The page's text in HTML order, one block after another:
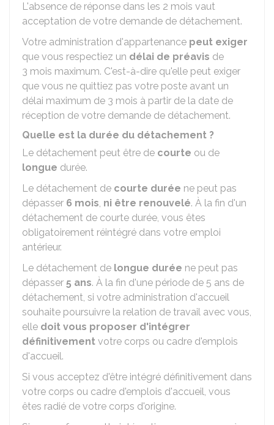
L'absence de réponse dans les 2 mois vaut
acceptation de votre demande de détachement.
Votre administration d'appartenance peut exiger
que vous respectiez un délai de préavis de
3 mois maximum. C'est-à-dire qu'elle peut exiger
que vous ne quittiez pas votre poste avant un
délai maximum de 3 mois à partir de la date de
réception de votre demande de détachement.
Quelle est la durée du détachement ?
Le détachement peut être de courte ou de
longue durée.
Le détachement de courte durée ne peut pas
dépasser 6 mois, ni être renouvelé. À la fin d'un
détachement de courte durée, vous êtes
obligatoirement réintégré dans votre emploi
antérieur.
Le détachement de longue durée ne peut pas
dépasser 5 ans. À la fin d'une période de 5 ans de
détachement, si votre administration d'accueil
souhaite poursuivre la relation de travail avec vous,
elle doit vous proposer d'intégrer
définitivement votre corps ou cadre d'emplois
d'accueil.
Si vous acceptez d'être intégré définitivement dans
votre corps ou cadre d'emplois d'accueil, vous
êtes radié de votre corps d'origine.